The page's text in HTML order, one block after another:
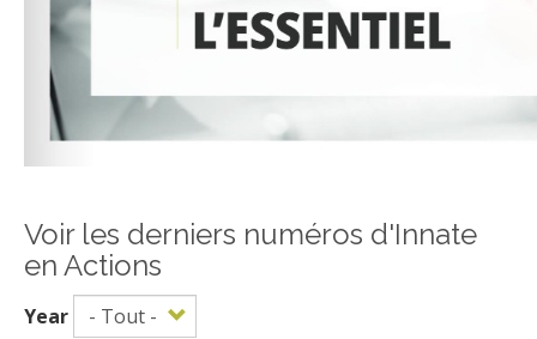
Voir les derniers numéros d'Innate
en Actions
Year